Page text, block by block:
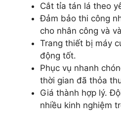
Cắt tỉa tán lá theo
Đảm bảo thi công
cho nhân công và
Trang thiết bị máy
động tốt.
Phục vụ nhanh
thời gian đã thỏa
Giá thành hợp lý.
nhiều kinh nghiệm